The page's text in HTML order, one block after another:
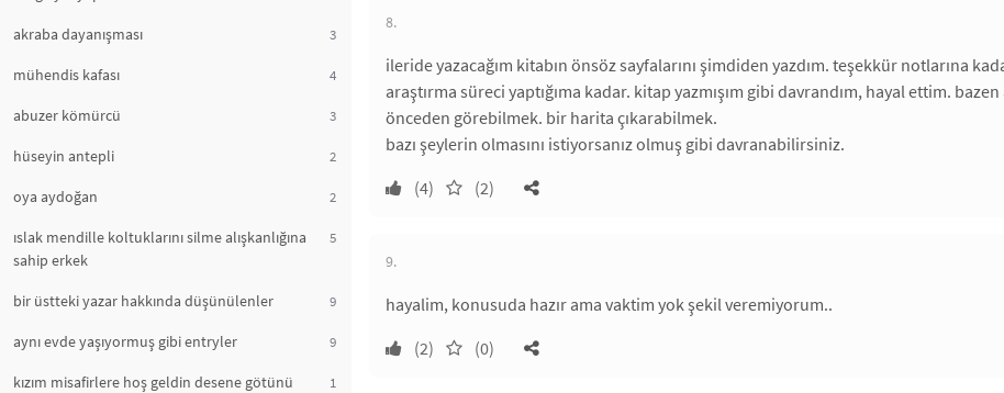
akraba dayanışması 3
mühendis kafası 4
abuzer kömürcü 3
hüseyin antepli 2
oya aydoğan 2
ıslak mendille koltuklarını silme alışkanlığına
sahip erkek
5
bir üstteki yazar hakkında düşünülenler 9
aynı evde yaşıyormuş gibi entryler 9
kızım misafirlere hoş geldin desene götünü
1
8.
ileride yazacağım kitabın önsöz sayfalarını şimdiden yazdım. teşekkür notlarına
araştırma süreci yaptığıma kadar. kitap yazmışım gibi davrandım, hayal ettim.
önceden görebilmek. bir harita çıkarabilmek.
bazı şeylerin olmasını istiyorsanız olmuş gibi davranabilirsiniz.
(4)
(2)
9.
hayalim, konusuda hazır ama vaktim yok şekil veremiyorum..
(2)
(0)